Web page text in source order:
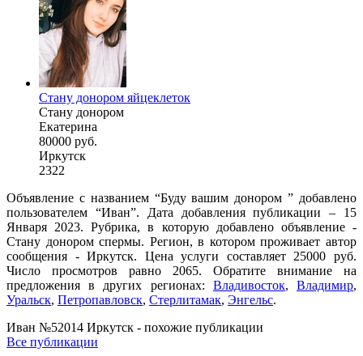
Стану донором яйцеклеток
Стану донором
Екатерина
80000 руб.
Иркутск
2322
Объявление с названием “Буду вашим донором ” добавлено
пользователем “Иван”. Дата добавления публикации – 15
Января 2023. Рубрика, в которую добавлено объявление -
Стану донором спермы. Регион, в котором проживает автор
сообщения - Иркутск. Цена услуги составляет 25000 руб.
Число просмотров равно 2065. Обратите внимание на
предложения в других регионах: Владивосток,Владимир,
Уральск, Петропавловск, Стерлитамак, Энгельс.
Иван №52014 Иркутск - похожие публикации
Все публикации